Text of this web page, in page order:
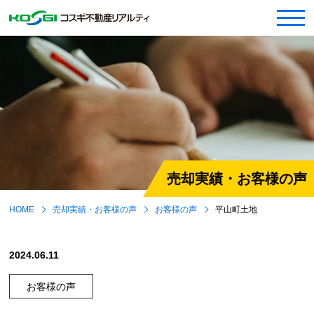
売却実績・お客様の声
HOME 売却実績・お客様の声 お客様の声 平山町土地
2024.06.11
お客様の声